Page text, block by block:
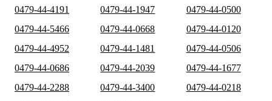
0479-44-4191
0479-44-1947
0479-44-0500
0479-44-5466
0479-44-0668
0479-44-0120
0479-44-4952
0479-44-1481
0479-44-0506
0479-44-0686
0479-44-2039
0479-44-1677
0479-44-2288
0479-44-3400
0479-44-0218